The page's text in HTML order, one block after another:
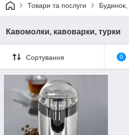
Товари та послуги Будинок,
Кавомолки, кавоварки, турки
Сортування 0